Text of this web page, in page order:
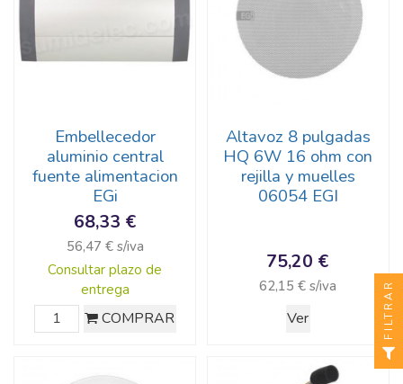
Embellecedor
aluminio central
fuente alimentacion
EGi
68,33 €
56,47 € s/iva
Consultar plazo de
entrega
COMPRAR
Altavoz 8 pulgadas
HQ 6W 16 ohm con
rejilla y muelles
06054 EGI
75,20 €
62,15 € s/iva
Ver FILTRAR